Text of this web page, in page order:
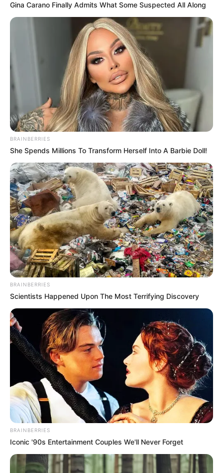
Home/สีมงคล/ สีมงคลประจำวัน วันเสาร์ ที่ 4 กุมภาพันธ์ 2566
3 ก.พ. 2023
สีมงคลที่ควรใช้
สีน้ำตาล เทา เสริมอำนาจวาสนาบารมี
สีฟ้า คราม น้ำเงิน กรมท่า ดีทางการเงินและโชค
ลาภ
สีชมพู บานเย็น ดีทางคนรักใคร่สนับสนุน
สีอับโชค ไม่ควรใช้
สีเขียว
คำทำนายโดย อ.มิก พชร ทูตเทวะ
Gina Carano Finally Admits What Some Suspected All Along
BRAINBERRIES
She Spends Millions To Transform Herself Into A Barbie Doll!
BRAINBERRIES
Scientists Happened Upon The Most Terrifying Discovery
BRAINBERRIES
Iconic '90s Entertainment Couples We'll Never Forget